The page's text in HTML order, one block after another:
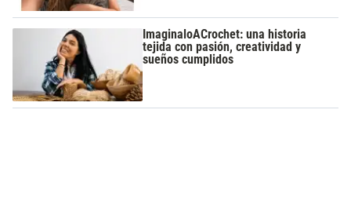
ImaginaloACrochet: una historia
tejida con pasión, creatividad y
sueños cumplidos